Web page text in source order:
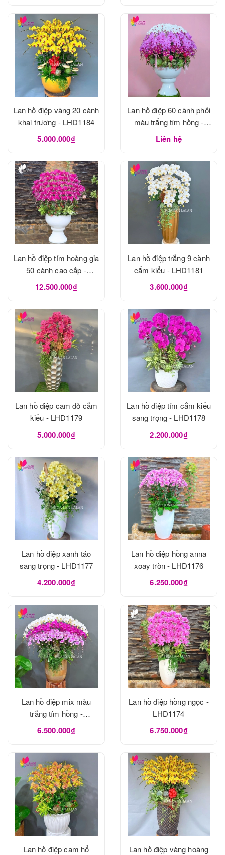
Lan hồ điệp vàng 20 cành
khai trương - LHD1184
5.000.000₫
Lan hồ điệp 60 cành phối
màu trắng tím hồng -
LHD1183
Liên hệ
Lan hồ điệp tím hoàng gia
50 cành cao cấp -
LHD1182
12.500.000₫
Lan hồ điệp trắng 9 cành
cắm kiểu - LHD1181
3.600.000₫
Lan hồ điệp cam đỏ cắm
kiểu - LHD1179
5.000.000₫
Lan hồ điệp tím cắm kiểu
sang trọng - LHD1178
2.200.000₫
Lan hồ điệp xanh táo
sang trọng - LHD1177
4.200.000₫
Lan hồ điệp hồng anna
xoay tròn - LHD1176
6.250.000₫
Lan hồ điệp mix màu
trắng tím hồng -
LHD1175
6.500.000₫
Lan hồ điệp hồng ngọc -
LHD1174
6.750.000₫
Lan hồ điệp cam hổ
Lan hồ điệp vàng hoàng